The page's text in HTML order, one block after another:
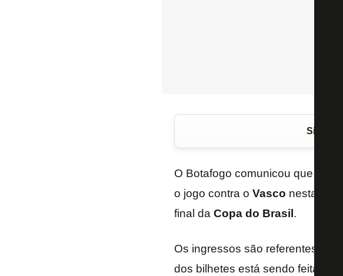
Siga o
O Botafogo comunicou que
o jogo contra o Vasco nesta
final da Copa do Brasil .
Os ingressos são referentes a
dos bilhetes está sendo feita